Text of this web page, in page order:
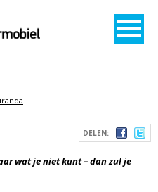
DELEN:
wat je niet kunt – dan zul je